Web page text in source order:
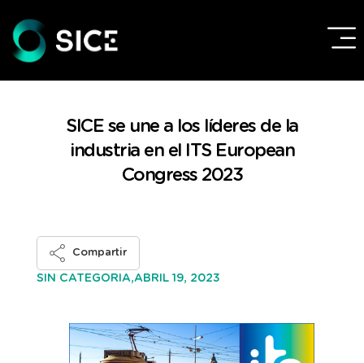
SICE se une a los líderes de la
industria en el ITS European
Congress 2023
SIN CATEGORIA,ABRIL 19, 2023
Compartir